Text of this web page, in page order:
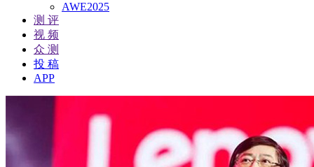
AWE2025
测 评
视 频
众 测
投 稿
APP